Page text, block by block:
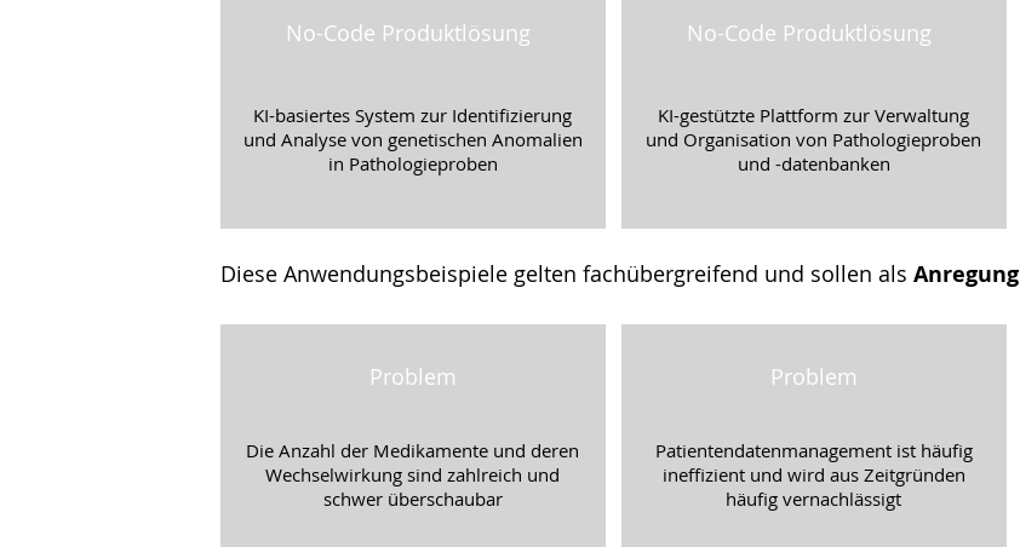
No-Code Produktlösung
KI-basiertes System zur Identifizierung
und Analyse von genetischen Anomalien
in Pathologieproben
No-Code Produktlösung
KI-gestützte Plattform zur Verwaltung
und Organisation von Pathologieproben
und -datenbanken
Diese Anwendungsbeispiele gelten fachübergreifend und sollen als Anregung
Problem
Die Anzahl der Medikamente und deren
Wechselwirkung sind zahlreich und
schwer überschaubar
Problem
Patientendatenmanagement ist häufig
ineffizient und wird aus Zeitgründen
häufig vernachlässigt